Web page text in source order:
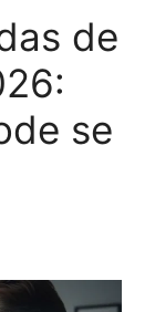
de
se